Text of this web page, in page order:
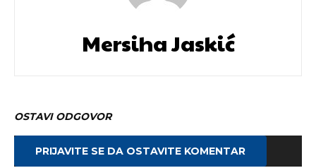
Mersiha Jaskić
OSTAVI ODGOVOR
PRIJAVITE SE DA OSTAVITE KOMENTAR